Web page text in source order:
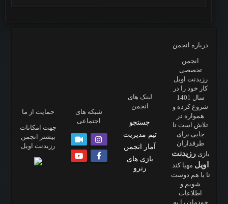
درباره انجمن
انجمن
تخصصی
رزیدنت اویل
کار خود را در
سال 1401
شروع کرده و
همواره در
تلاش است تا
جایی برای
طرفداران
بازیرزیدنت
اویل مهیا کند
تا با هم دوست
شویم و
اطلاعات
خودمان را به
لینک های
انجمن
جستجو
تیم مدیریت
آمار انجمن
بازی های
رترو
شبکه های
اجتماعی
حمایت از ما
جهت امکانات
بیشتر انجمن
رزیدنت اویل